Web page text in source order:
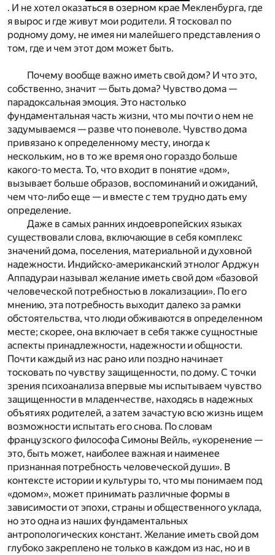
. И не хотел оказаться в озерном крае Мекленбурга, где
я вырос и где живут мои родители. Я тосковал по
родному дому, не имея ни малейшего представления о
том, где и чем этот дом может быть.
Почему вообще важно иметь свой дом? И что это,
собственно, значит — быть дома? Чувство дома —
парадоксальная эмоция. Это настолько
фундаментальная часть жизни, что мы почти о нем не
задумываемся — разве что поневоле. Чувство дома
привязано к определенному месту, иногда к
нескольким, но в то же время оно гораздо больше
какого-то места. То, что входит в понятие «дом»,
вызывает больше образов, воспоминаний и ожиданий,
чем что-либо еще — и вместе с тем трудно дать ему
определение.
Даже в самых ранних индоевропейских языках
существовали слова, включающие в себя комплекс
значений дома, поселения, материальной и духовной
надежности. Индийско-американский этнолог Арджун
Аппадураи называл желание иметь свой дом «базовой
человеческой потребностью в локализации». По его
мнению, эта потребность выходит далеко за рамки
обстоятельства, что люди обживаются в определенном
месте; скорее, она включает в себя также сущностные
аспекты принадлежности, надежности и общности.
Почти каждый из нас рано или поздно начинает
тосковать по чувству защищенности, по дому. С точки
зрения психоанализа впервые мы испытываем чувство
защищенности в младенчестве, находясь в надежных
объятиях родителей, а затем зачастую всю жизнь ищем
возможности испытать его снова. По словам
французского философа Симоны Вейль, «укоренение —
это, быть может, наиболее важная и наименее
признанная потребность человеческой души». В
контексте истории и культуры то, что мы понимаем под
«домом», может принимать различные формы в
зависимости от эпохи, страны и общественного уклада,
но это одна из наших фундаментальных
антропологических констант. Желание иметь свой дом
глубоко закреплено не только в каждом из нас, но и в